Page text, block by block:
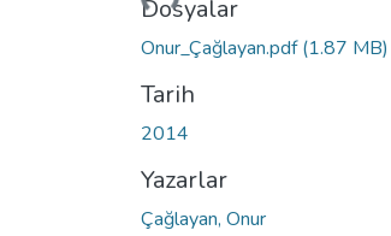
Dosyalar
Onur_Çağlayan.pdf(1.87 MB)
Tarih
2014
Yazarlar
Çağlayan, Onur